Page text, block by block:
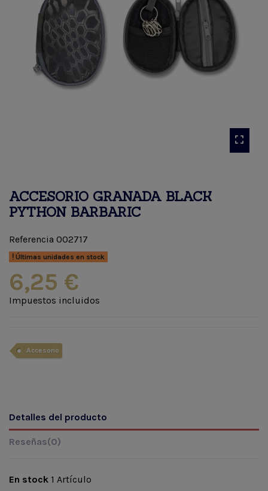
ACCESORIO GRANADA BLACK
PYTHON BARBARIC
Referencia 002717
Últimas unidades en stock
6,25 €
Impuestos incluidos
Accesorio
Detalles del producto
Reseñas(0)
En stock 1 Artículo